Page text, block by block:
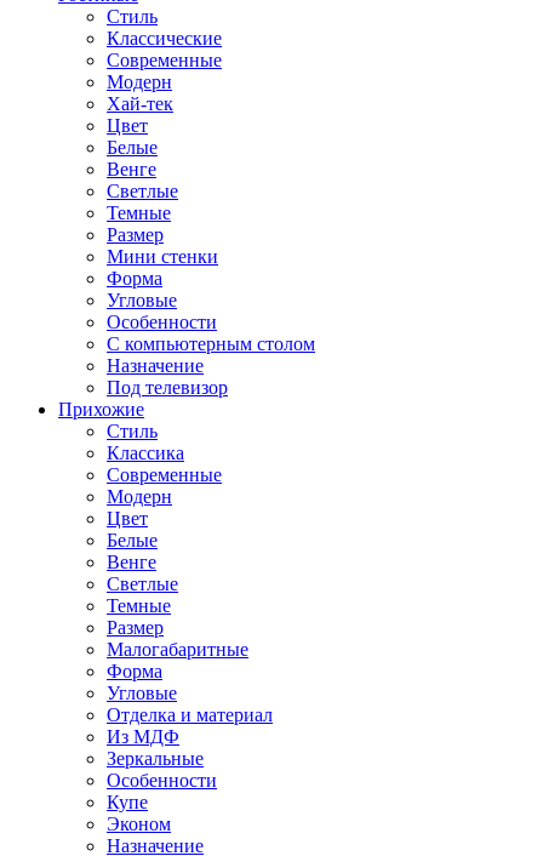
Стиль
Классические
Современные
Модерн
Хай-тек
Цвет
Белые
Венге
Светлые
Темные
Размер
Мини стенки
Форма
Угловые
Особенности
С компьютерным столом
Назначение
Под телевизор
Прихожие
Стиль
Классика
Современные
Модерн
Цвет
Белые
Венге
Светлые
Темные
Размер
Малогабаритные
Форма
Угловые
Отделка и материал
Из МДФ
Зеркальные
Особенности
Купе
Эконом
Назначение